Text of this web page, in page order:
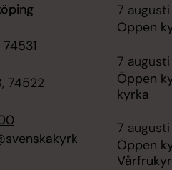
74522
7
Öppen
7 augusti
Öppen
kyrka
7 augusti
Öppen